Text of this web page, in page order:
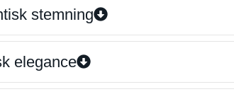
stemning
elegance